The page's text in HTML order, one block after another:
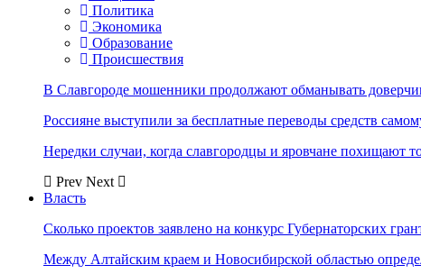
Политика
Экономика
Образование
Происшествия
В Славгороде мошенники продолжают обманывать
Россияне выступили за бесплатные переводы средств
Нередки случаи, когда славгородцы и яровчане похищают
Prev Next
Власть
Сколько проектов заявлено на конкурс Губернаторских
Между Алтайским краем и Новосибирской областью